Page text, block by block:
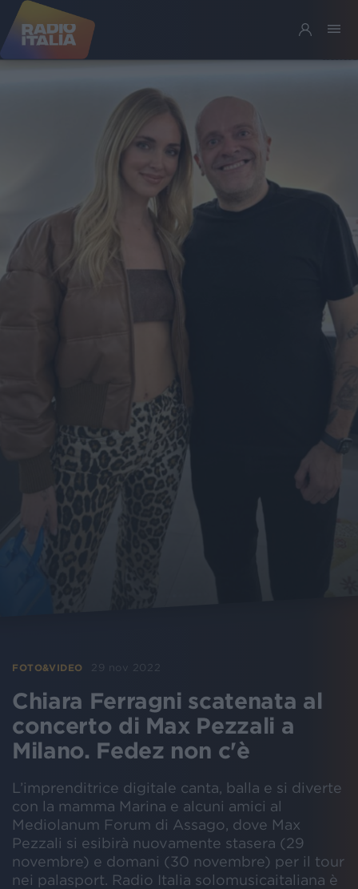
FOTO&VIDEO 29 nov 2022
Chiara Ferragni scatenata al
concerto di Max Pezzali a
Milano. Fedez non c'è
L’imprenditrice digitale canta, balla e si diverte
con la mamma Marina e alcuni amici al
Mediolanum Forum di Assago, dove Max
Pezzali si esibirà nuovamente stasera (29
novembre) e domani (30 novembre) per il tour
nei palasport. Radio Italia solomusicaitaliana è